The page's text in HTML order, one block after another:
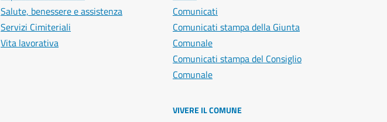
Salute, benessere e assistenza
Servizi Cimiteriali
Vita lavorativa
Comunicati
Comunicati stampa della Giunta
Comunale
Comunicati stampa del Consiglio
Comunale
VIVERE IL COMUNE